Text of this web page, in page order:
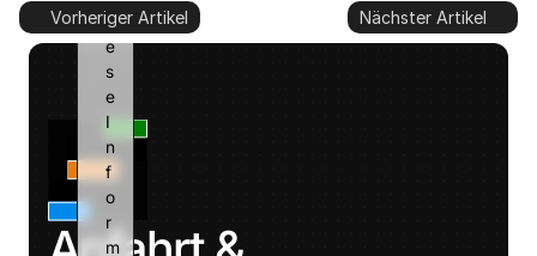
Vorheriger Artikel Nächster Artikel
i
e
s
e
I
n
f
o
r
m